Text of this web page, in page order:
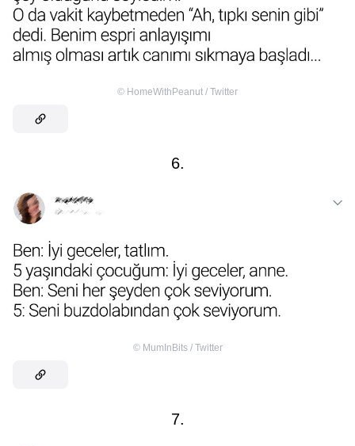
© HomeWithPeanut / Twitter
6.
© MumInBits / Twitter
7.